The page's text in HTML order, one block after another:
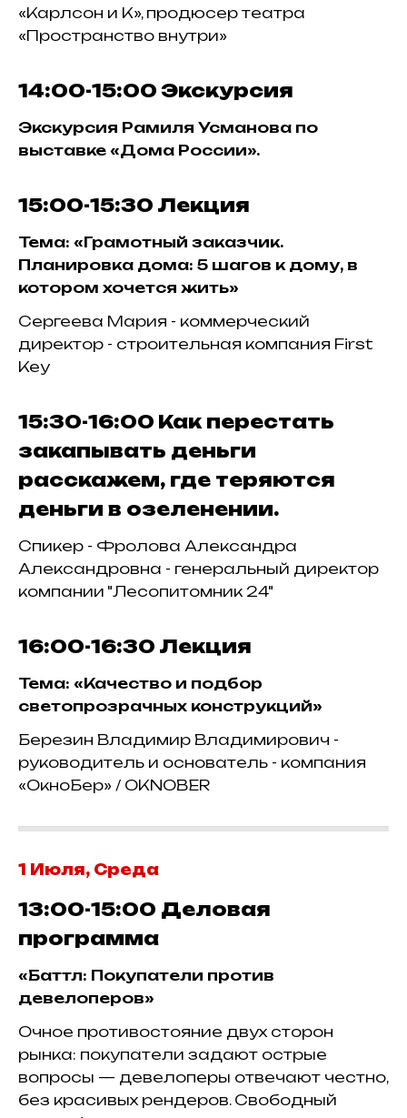
«Карлсон и К», продюсер театра
«Пространство внутри»
14:00-15:00 Экскурсия
Экскурсия Рамиля Усманова по
выставке «Дома России».
15:00-15:30 Лекция
Тема: «Грамотный заказчик.
Планировка дома: 5 шагов к дому, в
котором хочется жить»
Сергеева Мария - коммерческий
директор - строительная компания First
Key
15:30-16:00 Как перестать
закапывать деньги
расскажем, где теряются
деньги в озеленении.
Спикер - Фролова Александра
Александровна - генеральный директор
компании "Лесопитомник 24"
16:00-16:30 Лекция
Тема: «Качество и подбор
светопрозрачных конструкций»
Березин Владимир Владимирович -
руководитель и основатель - компания
«ОкноБер» / OKNOBER
1 Июля, Среда
13:00-15:00 Деловая
программа
«Баттл: Покупатели против
девелоперов»
Очное противостояние двух сторон
рынка: покупатели задают острые
вопросы — девелоперы отвечают честно,
без красивых рендеров. Свободный